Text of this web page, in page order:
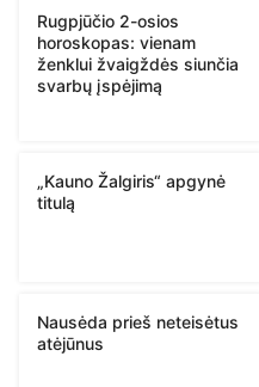
Rugpjūčio 2-osios
horoskopas: vienam
ženklui žvaigždės siunčia
svarbų įspėjimą
„Kauno Žalgiris“ apgynė
titulą
Nausėda prieš neteisėtus
atėjūnus